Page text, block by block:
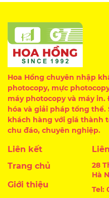
Hoa Hồng chuyên nhập
photocopy, mực
máy photocopy và máy
hóa và giải pháp tổng thể.
khách hàng với giá thành
chu đáo, chuyên nghiệp.
Liên kết
Trang chủ
Giới thiệu
28
Hà
Tel: